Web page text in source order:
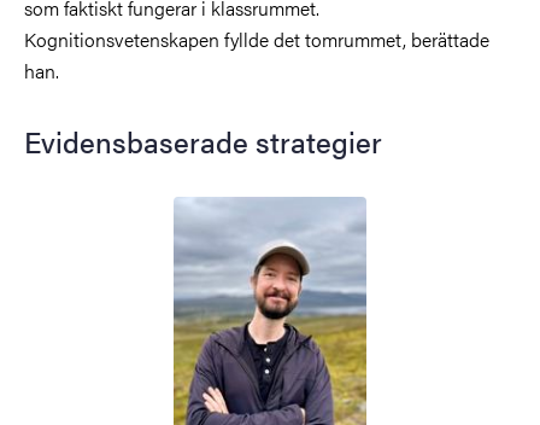
som faktiskt fungerar i klassrummet.
Kognitionsvetenskapen fyllde det tomrummet, berättade
han.
Evidensbaserade strategier
Bild